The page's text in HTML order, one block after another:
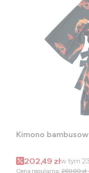
Cena
202,49 złw tym
Cena regularna: 269,99 zł